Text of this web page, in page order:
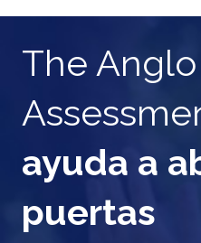
The Anglo
ayuda a
puertas